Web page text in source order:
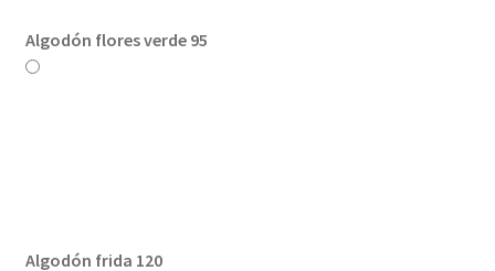
Algodón flores verde 95
Algodón frida 120